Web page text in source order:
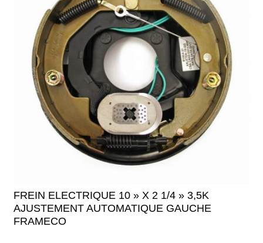
FREIN ELECTRIQUE 10 » X 2 1/4 » 3,5K
AJUSTEMENT AUTOMATIQUE GAUCHE
FRAMECO